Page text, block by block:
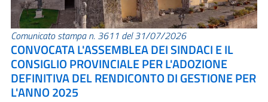
Comunicato stampa n. 3611 del 31/07/2026
CONVOCATA L'ASSEMBLEA DEI SINDACI E IL
CONSIGLIO PROVINCIALE PER L'ADOZIONE
DEFINITIVA DEL RENDICONTO DI GESTIONE PER
L'ANNO 2025